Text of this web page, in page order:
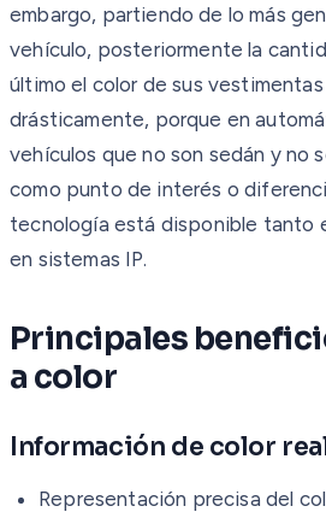
embargo, partiendo de lo más
vehículo, posteriormente la
último el color de sus
drásticamente, porque en
vehículos que no son sedán y no
como punto de interés o
tecnología está disponible tanto
en sistemas IP.
Principales
a color
Información de color
Representación precisa del